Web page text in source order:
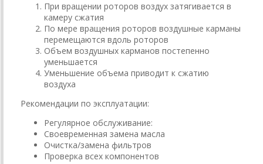
При вращении роторов воздух затягивается в
камеру сжатия
По мере вращения роторов воздушные карманы
перемещаются вдоль роторов
Объем воздушных карманов постепенно
уменьшается
Уменьшение объема приводит к сжатию
воздуха
Рекомендации по эксплуатации:
Регулярное обслуживание:
Своевременная замена масла
Очистка/замена фильтров
Проверка всех компонентов